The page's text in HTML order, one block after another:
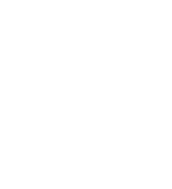
hơn
mắt khách